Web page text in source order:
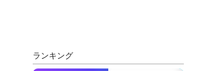
ランキング